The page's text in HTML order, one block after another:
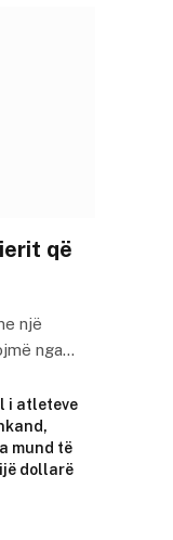
që
një
nga…
i atleteve
mund të
dollarë